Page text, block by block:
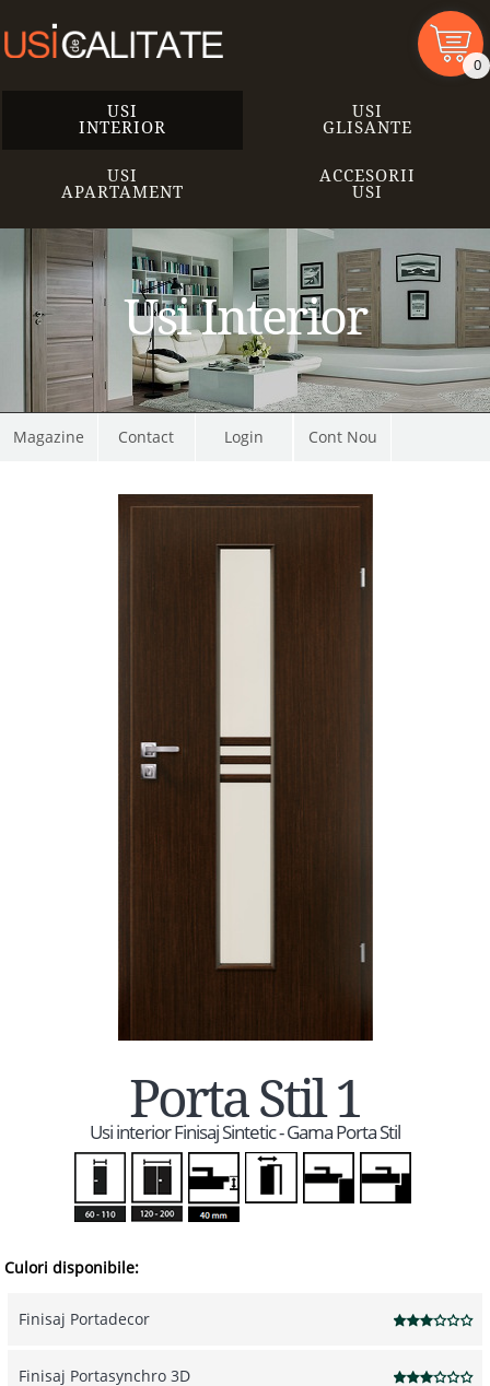
0
USI
INTERIOR
USI
GLISANTE
USI
APARTAMENT
ACCESORII
USI
Usi Interior
Magazine Contact Cont Nou
Porta Stil 1
Usi interior Finisaj Sintetic - Gama Porta Stil
Culori disponibile:
Finisaj Portadecor
Finisaj Portasynchro 3D